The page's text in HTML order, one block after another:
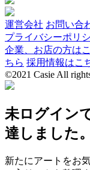
運営会社 お問い合
プライバシーポリ
企業、お店の方は
ちら 採用情報はこ
©2021 Casie All
未ログイン
達しました。
新たにアートをお